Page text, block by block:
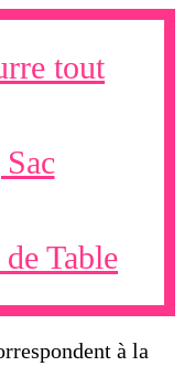
tout
Table
à la